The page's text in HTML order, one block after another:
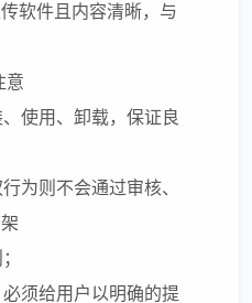
软件且内容清晰，与
意
使用、卸载，保证良
为则不会通过审核、
须给用户以明确的提